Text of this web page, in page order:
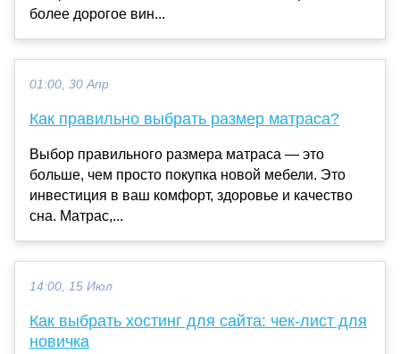
более дорогое вин...
01:00, 30 Апр
Как правильно выбрать размер матраса?
Выбор правильного размера матраса — это
больше, чем просто покупка новой мебели. Это
инвестиция в ваш комфорт, здоровье и качество
сна. Матрас,...
14:00, 15 Июл
Как выбрать хостинг для сайта: чек-лист для
новичка